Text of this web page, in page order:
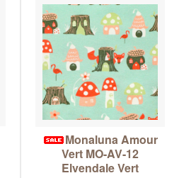
Monaluna Amour
Vert MO-AV-12
Elvendale Vert